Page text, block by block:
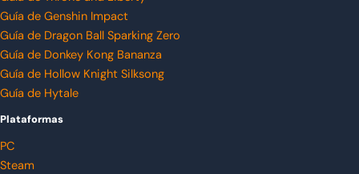
Guía de Genshin Impact
Guía de Dragon Ball Sparking Zero
Guía de Donkey Kong Bananza
Guía de Hollow Knight Silksong
Guía de Hytale
Plataformas
PC
Steam